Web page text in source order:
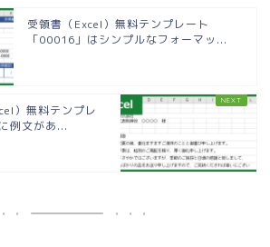
受領書（Excel）無料テンプレート
「00016」はシンプルなフォーマッ...
）無料テンプレ
例文があ...